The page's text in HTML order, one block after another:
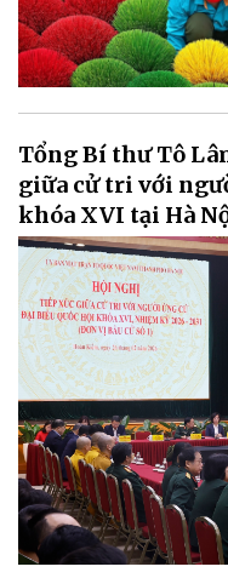
Tổng Bí thư Tô
giữa cử tri với
khóa XVI tại Hà